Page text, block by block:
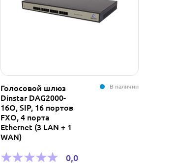
Голосовой шлюз
Dinstar DAG2000-
16O, SIP, 16 портов
FXO, 4 порта
Ethernet (3 LAN + 1
WAN)
В наличии
0,0